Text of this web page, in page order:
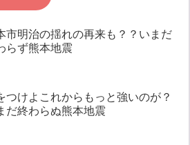
市明治の揺れの再来も？？いまだ
らず熊本地震
つけよこれからもっと強いのが？
だ終わらぬ熊本地震